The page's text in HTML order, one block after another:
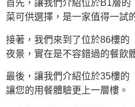
首先，讓我們介紹位於B1層
菜可供選擇，是一家值得一試
接著，我們來到了位於86樓的
夜景，實在是不容錯過的餐飲
最後，讓我們介紹位於35樓的
讓您的用餐體驗更上一層樓。